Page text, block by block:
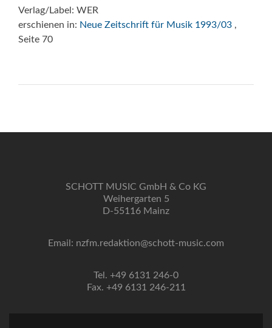
Verlag/Label: WER
erschienen in: Neue Zeitschrift für Musik 1993/03 ,
Seite 70
SCHOTT MUSIC GmbH & Co KG
Weihergarten 5
D-55116 Mainz
Email: nzfm.redaktion@schott-music.com
Tel. +49 6131 246-0
Fax. +49 6131 246-211